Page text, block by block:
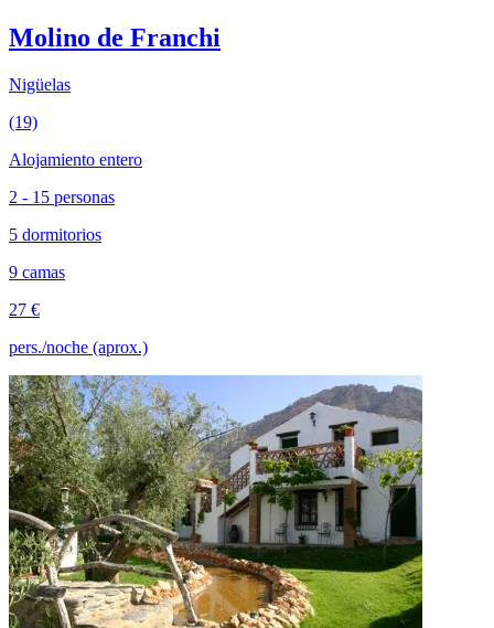
Molino de Franchi
Nigüelas
(19)
Alojamiento entero
2 - 15 personas
5 dormitorios
9 camas
27 €
pers./noche (aprox.)